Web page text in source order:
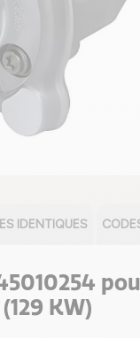
IDENTIQUES
KW)